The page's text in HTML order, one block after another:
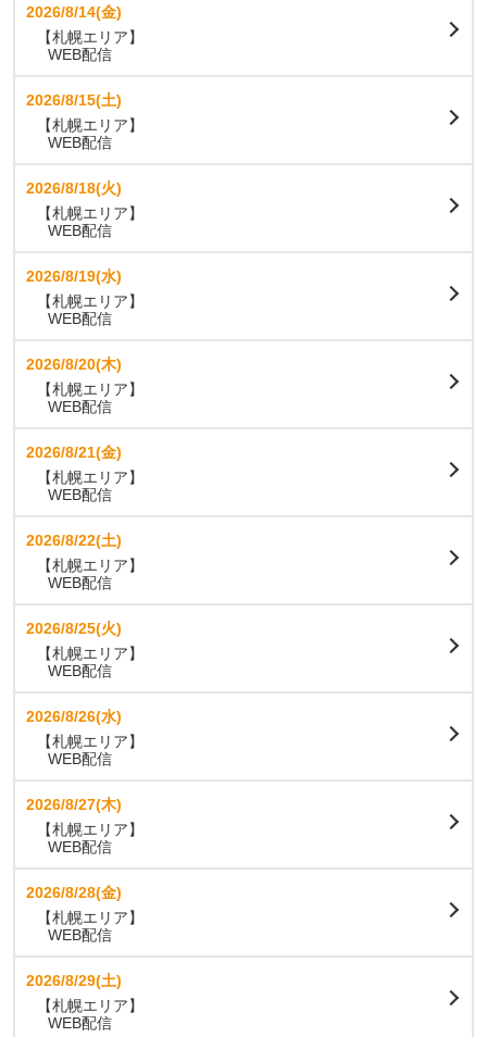
2026/8/14(金)
【札幌エリア】
WEB配信
2026/8/15(土)
【札幌エリア】
WEB配信
2026/8/18(火)
【札幌エリア】
WEB配信
2026/8/19(水)
【札幌エリア】
WEB配信
2026/8/20(木)
【札幌エリア】
WEB配信
2026/8/21(金)
【札幌エリア】
WEB配信
2026/8/22(土)
【札幌エリア】
WEB配信
2026/8/25(火)
【札幌エリア】
WEB配信
2026/8/26(水)
【札幌エリア】
WEB配信
2026/8/27(木)
【札幌エリア】
WEB配信
2026/8/28(金)
【札幌エリア】
WEB配信
2026/8/29(土)
【札幌エリア】
WEB配信